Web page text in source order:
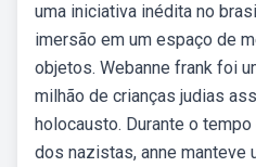
uma iniciativa inédita no
imersão em um espaço de
objetos. Webanne frank foi
milhão de crianças judias
holocausto. Durante o
dos nazistas, anne manteve